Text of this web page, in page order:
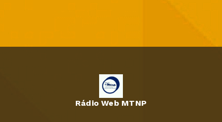
Rádio Web MTNP